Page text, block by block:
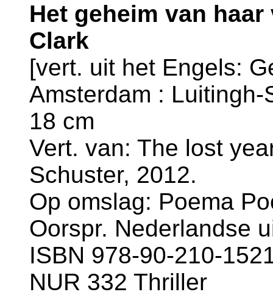
Het geheim van
Clark
[vert. uit het Engels:
Amsterdam :
18 cm
Vert. van: The lost
Schuster, 2012.
Op omslag: Poema
Oorspr. Nederlandse
ISBN 978-90-210-
NUR 332 Thriller